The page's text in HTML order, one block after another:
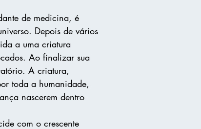
de medicina, é
Depois de vários
a uma criatura
Ao finalizar sua
A criatura,
toda a humanidade,
nascerem dentro
com o crescente